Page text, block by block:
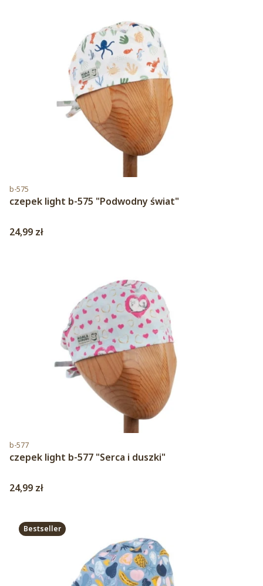
Kod produktu
b-575
czepek light b-575 "Podwodny świat"
Cena
24,99 zł
Kod produktu
b-577
czepek light b-577 "Serca i duszki"
Cena
24,99 zł
Bestseller